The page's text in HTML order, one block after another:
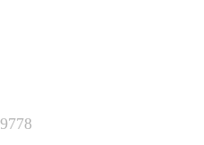
内容：分娩方式的选择 活动
所3楼安心妈妈月子中心 公交
区 预约电话：029-
期给各位孕妈们安排的课程
老师的课程，课程内容是有
9778